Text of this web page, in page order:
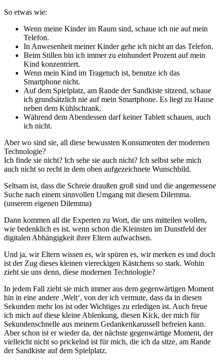
So etwas wie:
Wenn meine Kinder im Raum sind, schaue ich nie auf mein
Telefon.
In Anwesenheit meiner Kinder gehe ich nicht an das Telefon.
Beim Stillen bin ich immer zu einhundert Prozent auf mein
Kind konzentriert.
Wenn mein Kind im Tragetuch ist, benutze ich das
Smartphone nicht.
Auf dem Spielplatz, am Rande der Sandkiste sitzend, schaue
ich grundsätzlich nie auf mein Smartphone. Es liegt zu Hause
neben dem Kühlschrank.
Während dem Abendessen darf keiner Tablett schauen, auch
ich nicht.
Aber wo sind sie, all diese bewussten Konsumenten der modernen
Technologie?
Ich finde sie nicht? Ich sehe sie auch nicht? Ich selbst sehe mich
auch nicht so recht in dem oben aufgezeichnete Wunschbild.
Seltsam ist, dass die Schreie draußen groß sind und die angemessene
Suche nach einem sinnvollen Umgang mit diesem Dilemma.
(unserem eigenen Dilemma)
Dann kommen all die Experten zu Wort, die uns mitteilen wollen,
wie bedenklich es ist, wenn schon die Kleinsten im Dunstfeld der
digitalen Abhängigkeit ihrer Eltern aufwachsen.
Und ja, wir Eltern wissen es, wir spüren es, wir merken es und doch
ist der Zug dieses kleinen viereckigen Kästchens so stark. Wohin
zieht sie uns denn, diese modernen Technologie?
In jedem Fall zieht sie mich immer aus dem gegenwärtigen Moment
hin in eine andere ‚Welt‘, von der ich vermute, dass da in diesen
Sekunden mehr los ist oder Wichtiges zu erledigen ist. Auch freue
ich mich auf diese kleine Ablenkung, diesen Kick, der mich für
Sekundenschnelle aus meinem Gedankenkarussell befreien kann.
Aber schon ist er wieder da, der nächste gegenwärtige Moment, der
vielleicht nicht so prickelnd ist für mich, die ich da sitze, am Rande
der Sandkiste auf dem Spielplatz.